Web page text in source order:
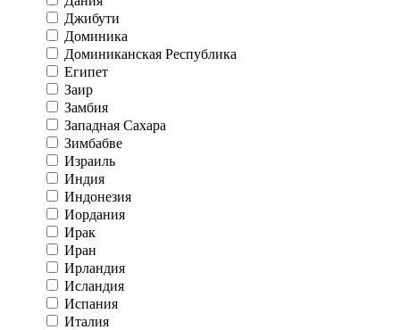
Джибути
Доминика
Доминиканская Республика
Египет
Заир
Замбия
Западная Сахара
Зимбабве
Израиль
Индия
Индонезия
Иордания
Ирак
Иран
Ирландия
Исландия
Испания
Италия